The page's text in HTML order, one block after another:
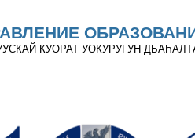
КУОРАТ УОКУРУГУН